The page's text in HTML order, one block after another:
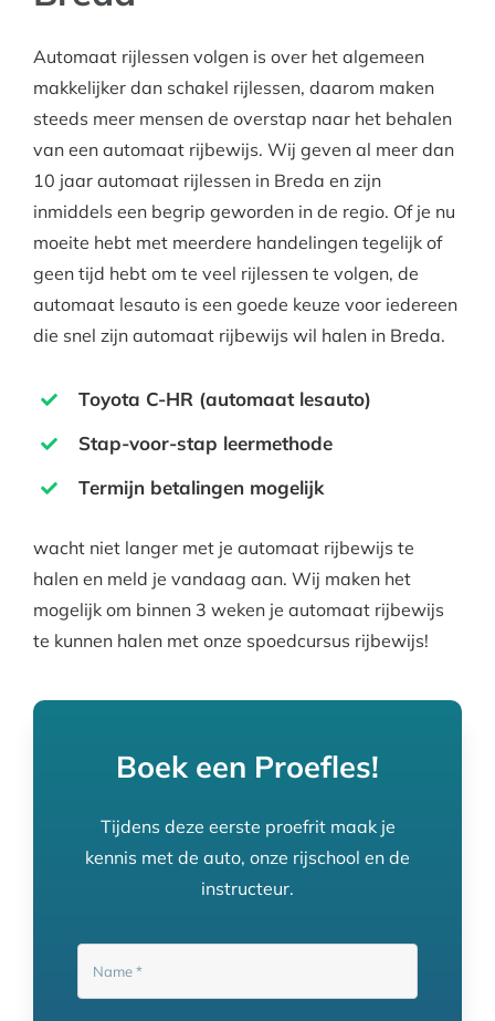
Automaat rijlessen volgen is over het algemeen
makkelijker dan schakel rijlessen, daarom maken
steeds meer mensen de overstap naar het behalen
van een automaat rijbewijs. Wij geven al meer dan
10 jaar automaat rijlessen in Breda en zijn
inmiddels een begrip geworden in de regio. Of je nu
moeite hebt met meerdere handelingen tegelijk of
geen tijd hebt om te veel rijlessen te volgen, de
automaat lesauto is een goede keuze voor iedereen
die snel zijn automaat rijbewijs wil halen in Breda.
Toyota C-HR (automaat lesauto)
Stap-voor-stap leermethode
Termijn betalingen mogelijk
wacht niet langer met je automaat rijbewijs te
halen en meld je vandaag aan. Wij maken het
mogelijk om binnen 3 weken je automaat rijbewijs
te kunnen halen met onze spoedcursus rijbewijs!
Boek een Proefles!
Tijdens deze eerste proefrit maak je
kennis met de auto, onze rijschool en de
instructeur.